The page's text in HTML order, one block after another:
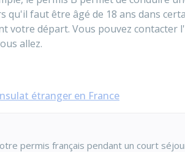
qu'il faut être âgé de 18 ans dans
votre départ. Vous pouvez contacter
allez.
étranger en France
permis français pendant un court